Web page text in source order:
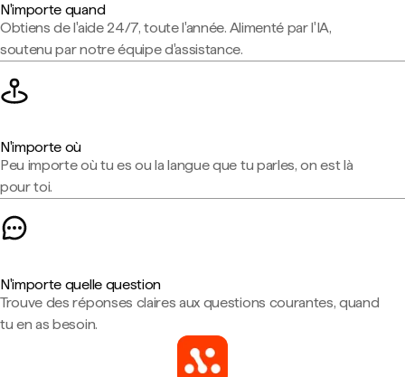
N'importe quand
Obtiens de l'aide 24/7, toute l'année. Alimenté par l'IA,
soutenu par notre équipe d'assistance.
N'importe où
Peu importe où tu es ou la langue que tu parles, on est là
pour toi.
N'importe quelle question
Trouve des réponses claires aux questions courantes, quand
tu en as besoin.